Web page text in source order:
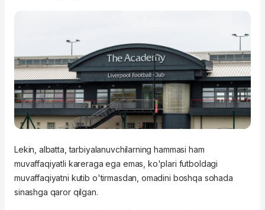
Lekin, albatta, tarbiyalanuvchilarning hammasi ham
muvaffaqiyatli kareraga ega emas, ko'plari futboldagi
muvaffaqiyatni kutib o'tirmasdan, omadini boshqa sohada
sinashga qaror qilgan.